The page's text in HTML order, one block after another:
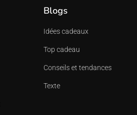
Blogs
Idées cadeaux
Top cadeau
Conseils et tendances
Texte